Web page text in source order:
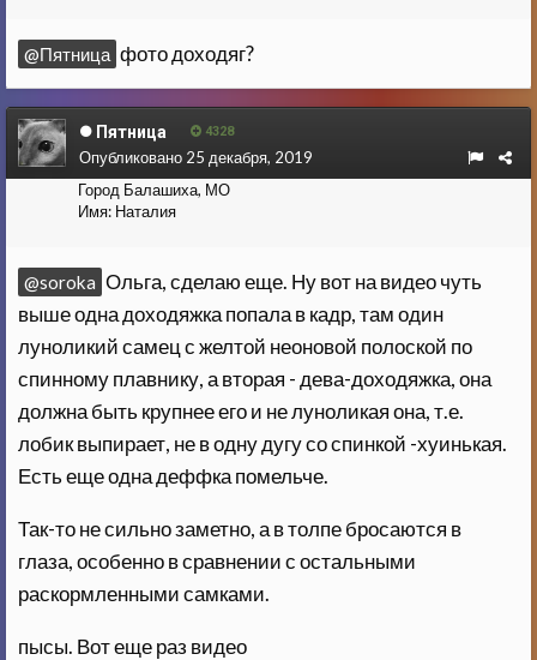
@Пятница фото доходяг?
Пятница 4328
Город Балашиха, МО
Имя: Наталия
Опубликовано 25 декабря, 2019
@soroka Ольга, сделаю еще. Ну вот на видео чуть
выше одна доходяжка попала в кадр, там один
луноликий самец с желтой неоновой полоской по
спинному плавнику, а вторая - дева-доходяжка, она
должна быть крупнее его и не луноликая она, т.е.
лобик выпирает, не в одну дугу со спинкой -хуинькая.
Есть еще одна деффка помельче.
Так-то не сильно заметно, а в толпе бросаются в
глаза, особенно в сравнении с остальными
раскормленными самками.
пысы. Вот еще раз видео